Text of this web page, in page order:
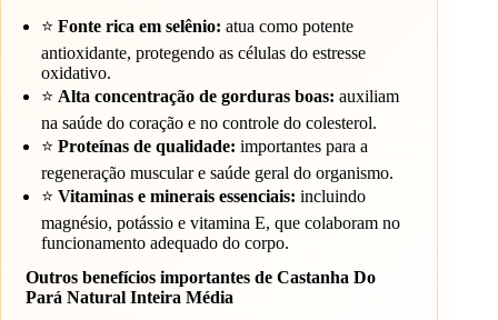
⭐Fonte rica em selênio: atua como potente
antioxidante, protegendo as células do estresse
oxidativo.
⭐ Alta concentração de gorduras boas: auxiliam
na saúde do coração e no controle do colesterol.
⭐Proteínas de qualidade: importantes para a
regeneração muscular e saúde geral do organismo.
⭐Vitaminas e minerais essenciais: incluindo
magnésio, potássio e vitamina E, que colaboram no
funcionamento adequado do corpo.
Outros benefícios importantes de Castanha Do
Pará Natural Inteira Média